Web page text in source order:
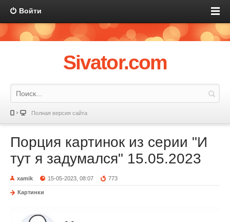
Войти
Sivator.com
Полная версия сайта
Порция картинок из серии "И
тут я задумался" 15.05.2023
xamik 15-05-2023, 08:07 773
Картинки